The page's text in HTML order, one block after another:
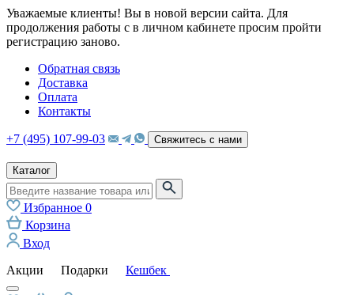
Уважаемые клиенты! Вы в новой версии сайта. Для
продолжения работы с в личном кабинете просим пройти
регистрацию заново.
Обратная связь
Доставка
Оплата
Контакты
+7 (495) 107-99-03 Свяжитесь с нами
Каталог
Избранное 0
Корзина
Вход
Акции
Подарки Кешбек